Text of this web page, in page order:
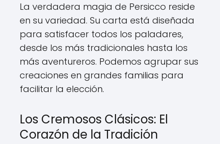
La verdadera magia de Persicco reside
en su variedad. Su carta está diseñada
para satisfacer todos los paladares,
desde los más tradicionales hasta los
más aventureros. Podemos agrupar sus
creaciones en grandes familias para
facilitar la elección.
Los Cremosos Clásicos: El
Corazón de la Tradición